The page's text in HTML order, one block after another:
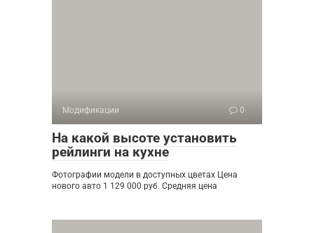
Модификации 0
На какой высоте установить
рейлинги на кухне
Фотографии модели в доступных цветах Цена
нового авто 1 129 000 руб. Средняя цена